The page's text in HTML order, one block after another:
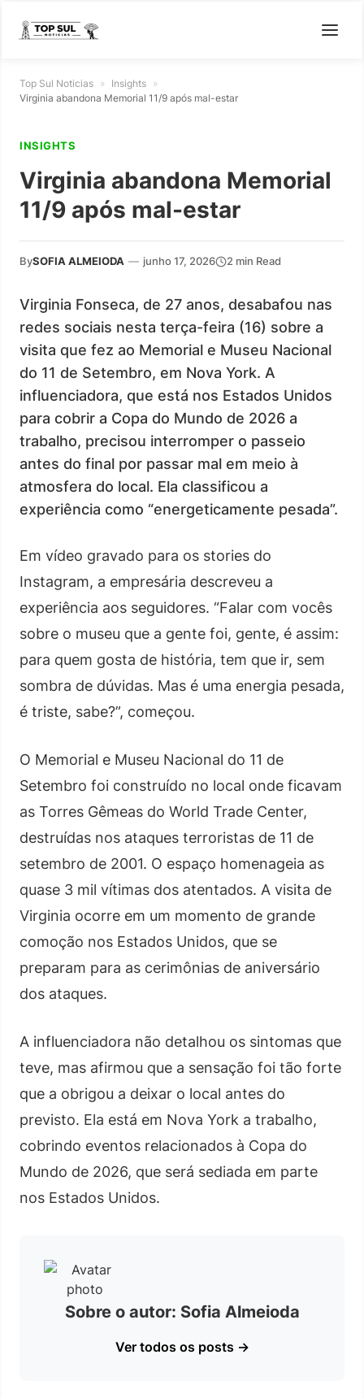
Top Sul Noticias » Insights »
Virginia abandona Memorial 11/9 após mal-estar
INSIGHTS
Virginia abandona Memorial
11/9 após mal-estar
BySOFIA ALMEIODA — junho 17, 2026 2 min Read
Virginia Fonseca, de 27 anos, desabafou nas
redes sociais nesta terça-feira (16) sobre a
visita que fez ao Memorial e Museu Nacional
do 11 de Setembro, em Nova York. A
influenciadora, que está nos Estados Unidos
para cobrir a Copa do Mundo de 2026 a
trabalho, precisou interromper o passeio
antes do final por passar mal em meio à
atmosfera do local. Ela classificou a
experiência como “energeticamente pesada”.
Em vídeo gravado para os stories do
Instagram, a empresária descreveu a
experiência aos seguidores. “Falar com vocês
sobre o museu que a gente foi, gente, é assim:
para quem gosta de história, tem que ir, sem
sombra de dúvidas. Mas é uma energia pesada,
é triste, sabe?”, começou.
O Memorial e Museu Nacional do 11 de
Setembro foi construído no local onde ficavam
as Torres Gêmeas do World Trade Center,
destruídas nos ataques terroristas de 11 de
setembro de 2001. O espaço homenageia as
quase 3 mil vítimas dos atentados. A visita de
Virginia ocorre em um momento de grande
comoção nos Estados Unidos, que se
preparam para as cerimônias de aniversário
dos ataques.
A influenciadora não detalhou os sintomas que
teve, mas afirmou que a sensação foi tão forte
que a obrigou a deixar o local antes do
previsto. Ela está em Nova York a trabalho,
cobrindo eventos relacionados à Copa do
Mundo de 2026, que será sediada em parte
nos Estados Unidos.
Sobre o autor: Sofia Almeioda
Ver todos os posts →